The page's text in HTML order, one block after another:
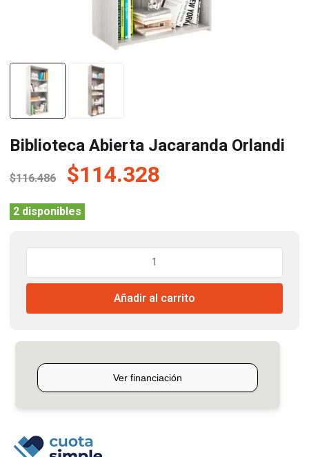
Biblioteca Abierta Jacaranda Orlandi
$116.486 El
precio
original
era:
$116.486.
$114.328
es:
2 disponibles
Biblioteca
Jacaranda
cantidad
Añadir al carrito